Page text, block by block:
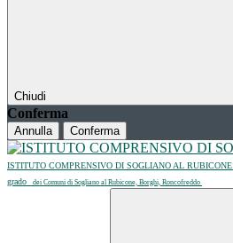
Chiudi
Conferma
Annulla Conferma
ISTITUTO COMPRENSIVO DI SOGLIANO AL RUBICONE
grado
dei Comuni di Sogliano al Rubicone, Borghi, Roncofreddo